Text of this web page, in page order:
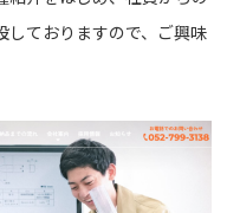
しておりますので、ご興味